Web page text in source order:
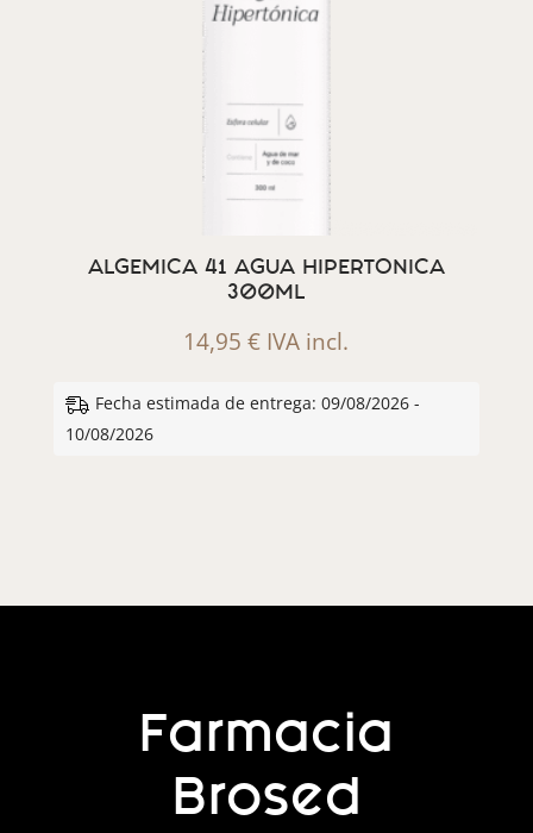
ALGEMICA 41 AGUA HIPERTONICA
300ML
14,95€ IVA incl.
Fecha estimada de entrega: 09/08/2026 -
10/08/2026
Farmacia
Brosed